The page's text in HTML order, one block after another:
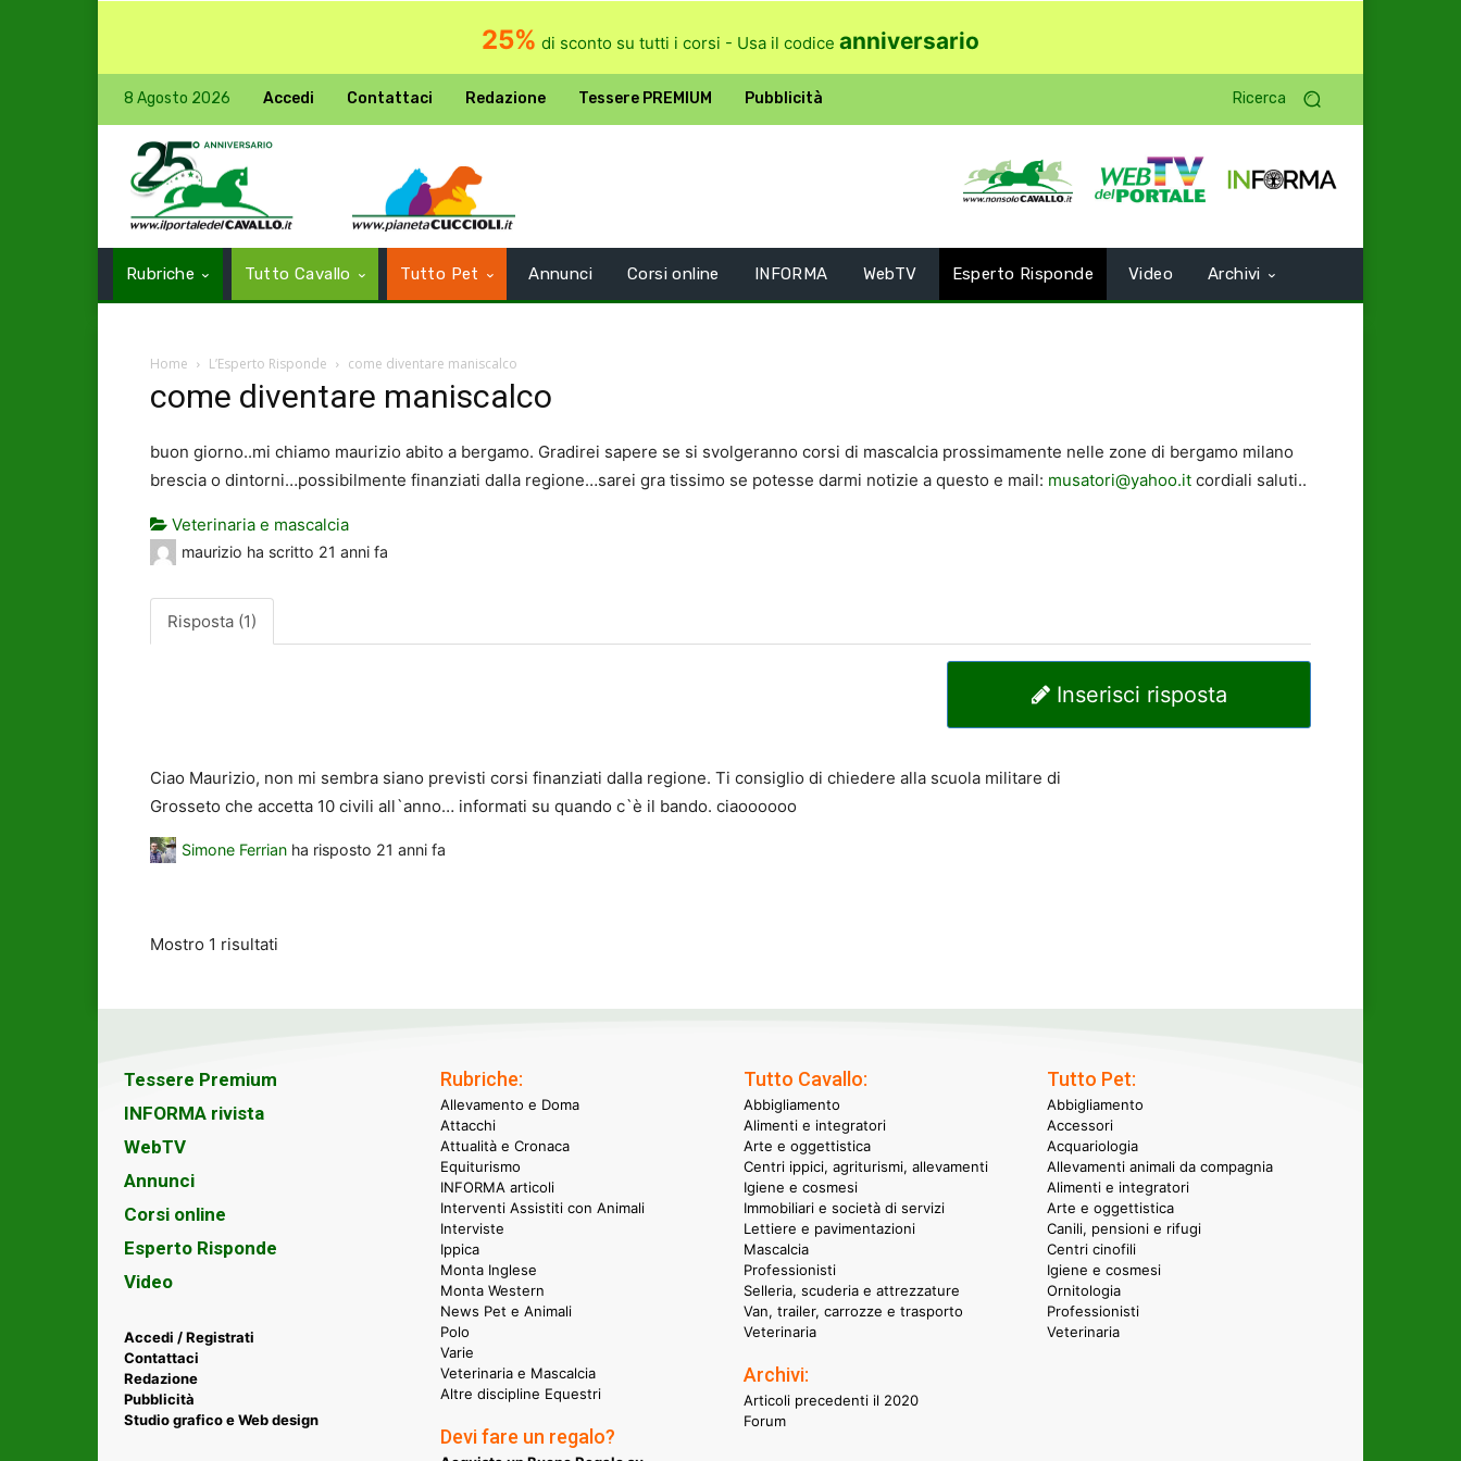
25% di sconto su tutti i corsi - Usa il codice anniversario
8 Agosto 2026 Accedi Contattaci Redazione Tessere PREMIUM Pubblicità Ricerca
Rubriche Tutto Cavallo Tutto Pet Annunci Corsi online INFORMA WebTV Esperto Risponde Video Archivi
Home L’Esperto Risponde come diventare maniscalco
come diventare maniscalco
buon giorno..mi chiamo maurizio abito a bergamo. Gradirei sapere se si svolgeranno corsi di mascalcia prossimamente nelle zone di bergamo milano
brescia o dintorni…possibilmente finanziati dalla regione…sarei gra tissimo se potesse darmi notizie a questo e mail: musatori@yahoo.it cordiali saluti..
Veterinaria e mascalcia
maurizio ha scritto 21 anni fa
Risposta (1)
Inserisci risposta
Ciao Maurizio, non mi sembra siano previsti corsi finanziati dalla regione. Ti consiglio di chiedere alla scuola militare di
Grosseto che accetta 10 civili all`anno… informati su quando c`è il bando. ciaoooooo
Simone Ferrian ha risposto 21 anni fa
Mostro 1 risultati
Tessere Premium
INFORMA rivista
WebTV
Annunci
Corsi online
Esperto Risponde
Video
Accedi / Registrati
Contattaci
Redazione
Pubblicità
Studio grafico e Web design
Rubriche:
Allevamento e Doma
Attacchi
Attualità e Cronaca
Equiturismo
INFORMA articoli
Interventi Assistiti con Animali
Interviste
Ippica
Monta Inglese
Monta Western
News Pet e Animali
Polo
Varie
Veterinaria e Mascalcia
Altre discipline Equestri
Devi fare un regalo?
Tutto Cavallo:
Abbigliamento
Alimenti e integratori
Arte e oggettistica
Centri ippici, agriturismi, allevamenti
Igiene e cosmesi
Immobiliari e società di servizi
Lettiere e pavimentazioni
Mascalcia
Professionisti
Selleria, scuderia e attrezzature
Van, trailer, carrozze e trasporto
Veterinaria
Archivi:
Articoli precedenti il 2020
Forum
Tutto Pet:
Abbigliamento
Accessori
Acquariologia
Allevamenti animali da compagnia
Alimenti e integratori
Arte e oggettistica
Canili, pensioni e rifugi
Centri cinofili
Igiene e cosmesi
Ornitologia
Professionisti
Veterinaria